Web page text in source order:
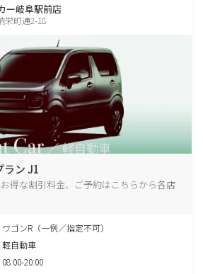
ー岐阜駅前店
栄町通2-18
ラン J1
得な割引料金、ご予約はこちらから各店
ワゴンR（一例／指定不可）
軽自動車
08:00-20:00